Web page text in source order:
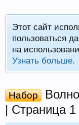
Этот сайт
пользоваться
на
Узнать больше.
Набор
| Страница 1